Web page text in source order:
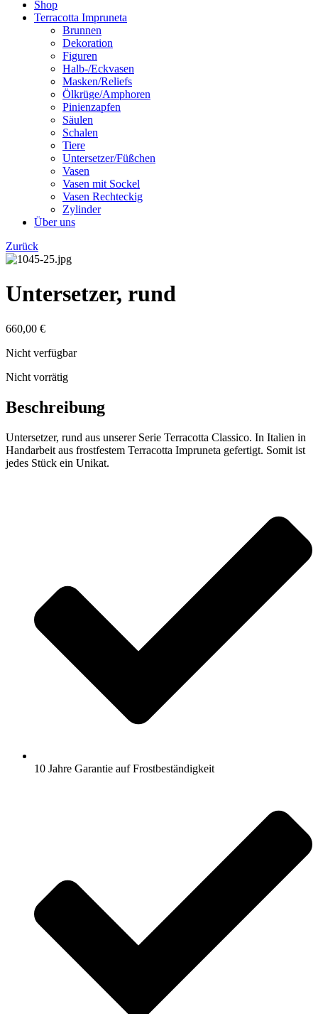
Shop
Terracotta Impruneta
Brunnen
Dekoration
Figuren
Halb-/Eckvasen
Masken/Reliefs
Ölkrüge/Amphoren
Pinienzapfen
Säulen
Schalen
Tiere
Untersetzer/Füßchen
Vasen
Vasen mit Sockel
Vasen Rechteckig
Zylinder
Über uns
Zurück
Untersetzer, rund
660,00 €
Nicht verfügbar
Nicht vorrätig
Beschreibung
Untersetzer, rund aus unserer Serie Terracotta Classico. In Italien in
Handarbeit aus frostfestem Terracotta Impruneta gefertigt. Somit ist
jedes Stück ein Unikat.
10 Jahre Garantie auf Frostbeständigkeit